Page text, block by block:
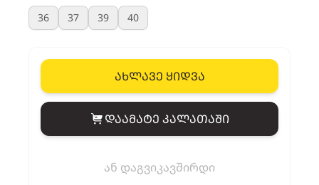
36
37 39 40
ახლავე ყიდვა
View cart
დაამატე კალათაში
ან დაგვიკავშირდი